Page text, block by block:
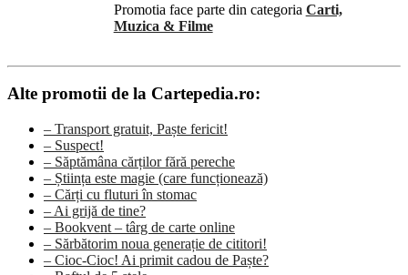
Promotia face parte din categoria Carti,
Muzica & Filme
Alte promotii de la Cartepedia.ro:
– Transport gratuit, Paște fericit!
– Suspect!
– Săptămâna cărților fără pereche
– Știința este magie (care funcționează)
– Cărți cu fluturi în stomac
– Ai grijă de tine?
– Bookvent – târg de carte online
– Sărbătorim noua generație de cititori!
– Cioc-Cioc! Ai primit cadou de Paște?